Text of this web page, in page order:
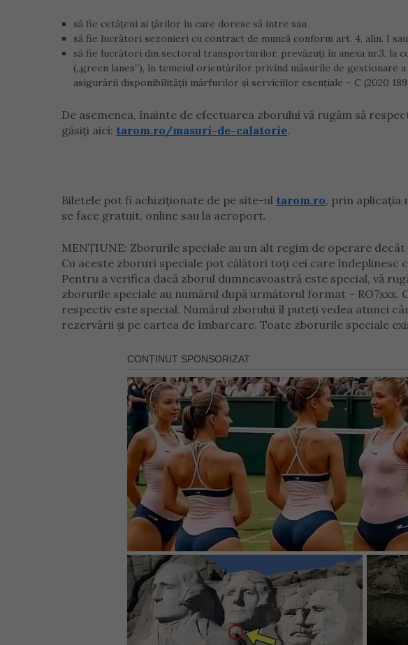
să fie cetățeni ai țărilor în care doresc să intre sau
să fie lucrători sezonieri cu contract de muncă conform art. 4, alin. I sau
să fie lucrători din sectorul transporturilor, prevăzuți în anexa nr.3, la
(„green lanes”), în temeiul orientărilor privind măsurile de gestionare
asigurării disponibilității mărfurilor și serviciilor esențiale – C (2020
De asemenea, înainte de efectuarea zborului vă rugăm să
găsiți aici: tarom.ro/masuri-de-calatorie.
Biletele pot fi achiziționate de pe site-ul tarom.ro, prin aplicația
se face gratuit, online sau la aeroport.
MENȚIUNE: Zborurile speciale au un alt regim de operare
Cu aceste zboruri speciale pot călători toți cei care îndeplinesc
Pentru a verifica dacă zborul dumneavoastră este special, vă
zborurile speciale au numărul după următorul format –
respectiv este special. Numărul zborului îl puteți vedea atunci
rezervării și pe cartea de îmbarcare. Toate zborurile speciale